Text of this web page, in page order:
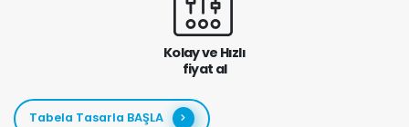
Kolay ve Hızlı
fiyat al
Tabela Tasarla BAŞLA